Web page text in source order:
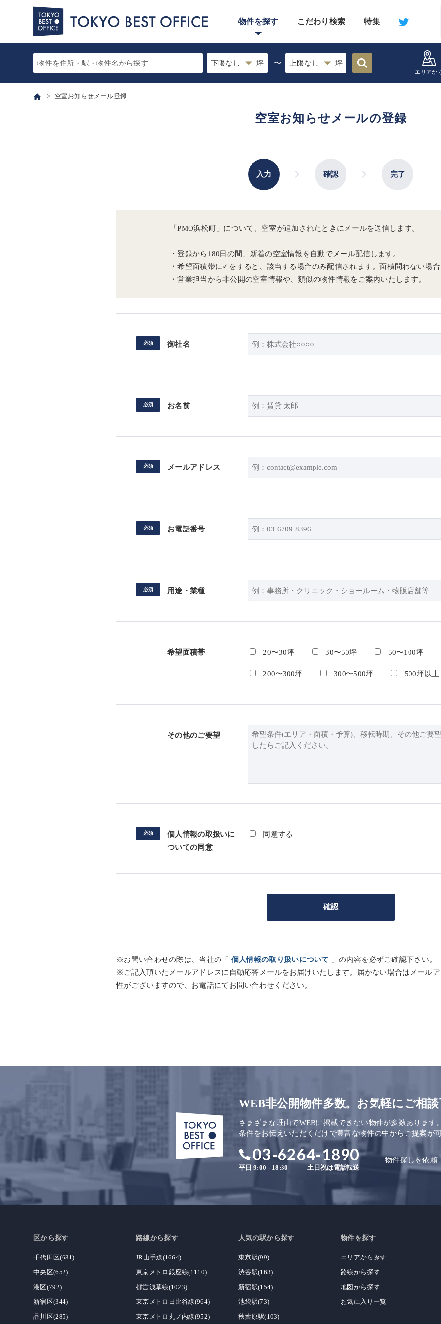
物件を探す こだわり検索 特集
エリアか
〜
空室お知らせメール登録
空室お知らせメールの登録
入力 確認 完了
「PMO浜松町」について、空室が追加されたときにメールを送信します。
・登録から180日の間、新着の空室情報を自動でメール配信します。
・希望面積帯に✓をすると、該当する場合のみ配信されます。面積問わない場
・営業担当から非公開の空室情報や、類似の物件情報をご案内いたします。
御社名
お名前
メールアドレス
お電話番号
用途・業種
希望面積帯 20〜30坪 30〜50坪 50〜100坪
200〜300坪 300〜500坪 500坪以上
その他のご要望
個人情報の取扱いに
ついての同意
同意する
※お問い合わせの際は、当社の「 個人情報の取り扱いについて
」の内容を必ずご確認下さい。
※ご記入頂いたメールアドレスに自動応答メールをお届けいたします。届かない場合はメール
性がございますので、お電話にてお問い合わせください。
WEB非公開物件多数。お気軽にご相談
さまざまな理由でWEBに掲載できない物件が多数あります。
条件をお伝えいただくだけで豊富な物件の中からご提案が可
03-6264-1890
平日 9:00 - 18:30 土日祝は電話転送
物件探しを依頼
区から探す
千代田区(631)
中央区(652)
港区(792)
新宿区(344)
品川区(285)
路線から探す
JR山手線(1664)
東京メトロ銀座線(1110)
都営浅草線(1023)
東京メトロ日比谷線(964)
東京メトロ丸ノ内線(952)
人気の駅から探す
東京駅(99)
渋谷駅(163)
新宿駅(154)
池袋駅(73)
秋葉原駅(103)
物件を探す
エリアから探す
路線から探す
地図から探す
お気に入り一覧